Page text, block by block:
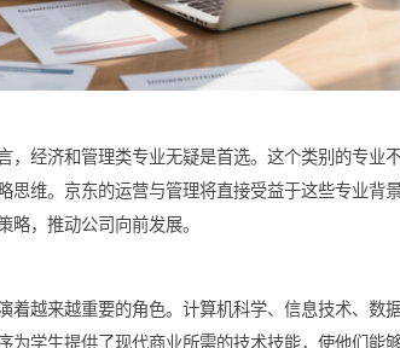
生而言，经济和管理类专业无疑是首选。这
和战略思维。京东的运营与管理将直接受益于
商业策略，推动公司向前发展。